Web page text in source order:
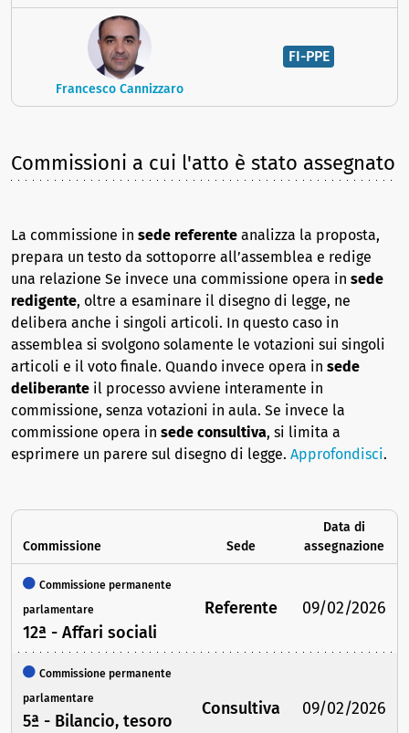
Francesco Cannizzaro
FI-PPE
Commissioni a cui l'atto è stato assegnato
La commissione in sede referente analizza la proposta,
prepara un testo da sottoporre all’assemblea e redige
una relazione Se invece una commissione opera in sede
redigente, oltre a esaminare il disegno di legge, ne
delibera anche i singoli articoli. In questo caso in
assemblea si svolgono solamente le votazioni sui singoli
articoli e il voto finale. Quando invece opera in sede
deliberante il processo avviene interamente in
commissione, senza votazioni in aula. Se invece la
commissione opera in sede consultiva, si limita a
esprimere un parere sul disegno di legge. Approfondisci.
Commissione Sede
Data di
assegnazione
Commissione permanente
parlamentare
12ª - Affari sociali
Referente 09/02/2026
Commissione permanente
parlamentare
5ª - Bilancio, tesoro
Consultiva 09/02/2026